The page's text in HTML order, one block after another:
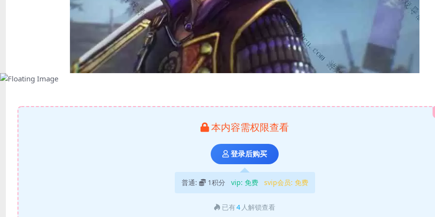
本内容需权限查看
登录后购买
普通: 1积分 vip: 免费 svip会员: 免费
已有4 人解锁查看